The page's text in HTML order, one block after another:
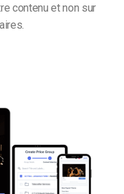
contenu et non sur